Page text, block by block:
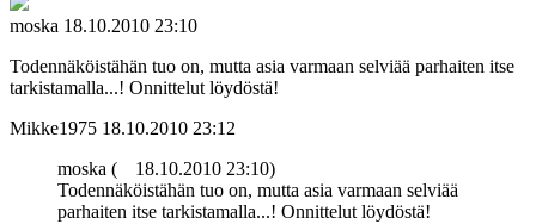
moska 18.10.2010 23:10
Todennäköistähän tuo on, mutta asia varmaan selviää parhaiten itse
tarkistamalla...! Onnittelut löydöstä!
Mikke1975 18.10.2010 23:12
moska (
18.10.2010 23:10)
Todennäköistähän tuo on, mutta asia varmaan selviää
parhaiten itse tarkistamalla...! Onnittelut löydöstä!